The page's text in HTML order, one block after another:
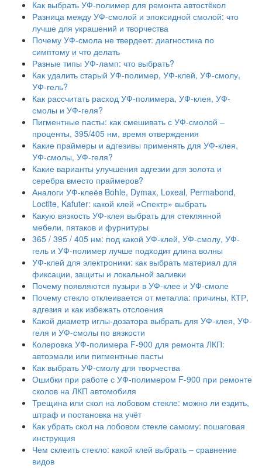
Как выбрать УФ-полимер для ремонта автостёкол
Разница между УФ-смолой и эпоксидной смолой: что
лучше для украшений и творчества
Почему УФ-смола не твердеет: диагностика по
симптому и что делать
Разные типы УФ-ламп: что выбрать?
Как удалить старый УФ-полимер, УФ-клей, УФ-смолу,
УФ-гель?
Как рассчитать расход УФ-полимера, УФ-клея, УФ-
смолы и УФ-геля?
Пигментные пасты: как смешивать с УФ-смолой –
проценты, 395/405 нм, время отверждения
Какие праймеры и адгезивы применять для УФ-клея,
УФ-смолы, УФ-геля?
Какие варианты улучшения адгезии для золота и
серебра вместо праймеров?
Аналоги УФ-клеёв Bohle, Dymax, Loxeal, Permabond,
Loctite, Kafuter: какой клей «Спектр» выбрать
Какую вязкость УФ-клея выбрать для стеклянной
мебели, пятаков и фурнитуры
365 / 395 / 405 нм: под какой УФ-клей, УФ-смолу, УФ-
гель и УФ-полимер лучше подходит длина волны
УФ-клей для электроники: как выбрать материал для
фиксации, защиты и локальной заливки
Почему появляются пузыри в УФ-клее и УФ-смоле
Почему стекло отклеивается от металла: причины, КТР,
адгезия и как избежать отслоения
Какой диаметр иглы-дозатора выбрать для УФ-клея, УФ-
геля и УФ-смолы по вязкости
Колеровка УФ-полимера F-900 для ремонта ЛКП:
автоэмали или пигментные пасты
Как выбрать УФ-смолу для творчества
Ошибки при работе с УФ-полимером F-900 при ремонте
сколов на ЛКП автомобиля
Трещина или скол на лобовом стекле: можно ли ездить,
штраф и постановка на учёт
Как убрать скол на лобовом стекле самому: пошаговая
инструкция
Чем склеить стекло: какой клей выбрать – сравнение
видов